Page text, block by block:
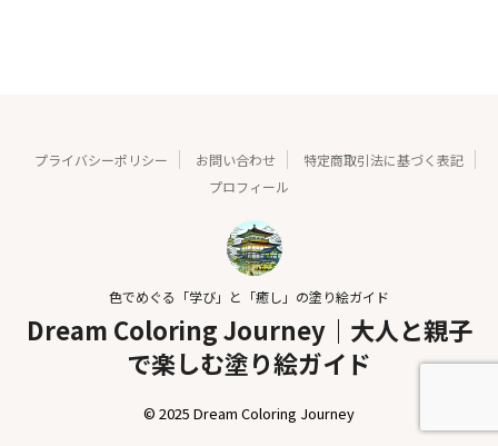
プライバシーポリシー お問い合わせ
特定商取引法に基づく表記
プロフィール
色でめぐる「学び」と「癒し」の塗り絵ガイド
Dream Coloring Journey｜大人と親子
で楽しむ塗り絵ガイド
© 2025 Dream Coloring Journey